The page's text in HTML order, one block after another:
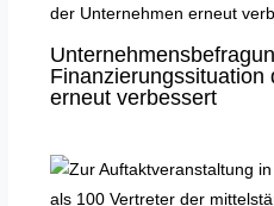
Finanzierungssituation
erneut verbessert